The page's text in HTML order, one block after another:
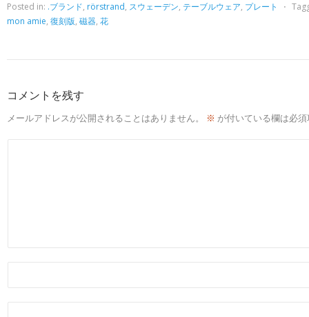
Posted in: .ブランド, rörstrand, スウェーデン, テーブルウェア, プレート ⋅
mon amie, 復刻版, 磁器, 花
コメントを残す
メールアドレスが公開されることはありません。
※ が付いている欄は必